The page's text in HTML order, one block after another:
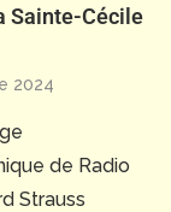
Sainte-Cécile
2024
de Radio
Strauss